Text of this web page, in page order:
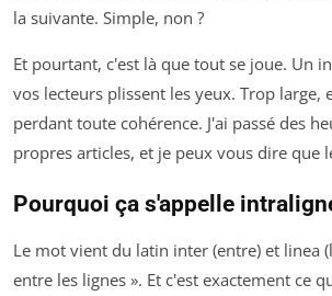
la suivante. Simple, non ?
Et pourtant, c'est là que tout se joue. Un
vos lecteurs plissent les yeux. Trop large,
perdant toute cohérence. J'ai passé des
propres articles, et je peux vous dire que
Pourquoi ça s'appelle
Le mot vient du latin inter (entre) et linea
entre les lignes ». Et c'est exactement ce